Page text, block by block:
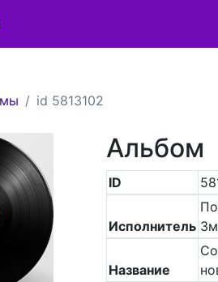
id 5813102
Альбом
ID
Исполнитель
Название